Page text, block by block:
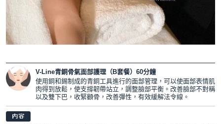
V-Line青銅骨氣面部護理（B套餐）60分鐘
使用銅和錫制成的青銅工具進行的面部管理，可以使面部表情肌
肉得到放鬆，使支撐韌帶站立，調整臉部平衡。改善臉部不對稱
以及雙下巴，收緊顴骨，改善彈性，有效緩解法令線。